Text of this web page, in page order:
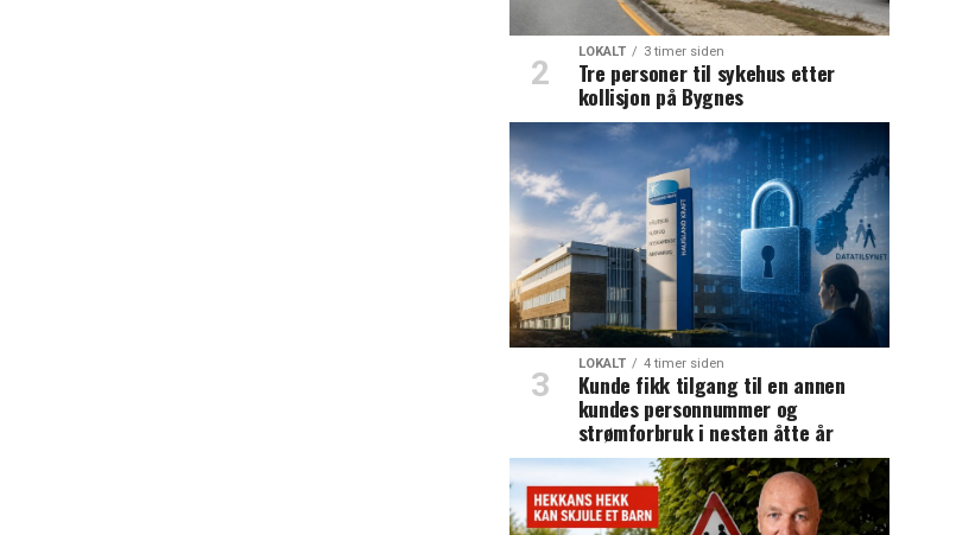
LOKALT 3 timer siden
Tre personer til sykehus etter
kollisjon på Bygnes
LOKALT 4 timer siden
Kunde fikk tilgang til en annen
kundes personnummer og
strømforbruk i nesten åtte år